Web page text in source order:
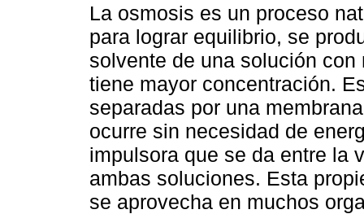
La osmosis es un proceso
para lograr equilibrio, se
solvente de una solución
tiene mayor concentración.
separadas por una
ocurre sin necesidad de
impulsora que se da entre la
ambas soluciones. Esta
se aprovecha en muchos